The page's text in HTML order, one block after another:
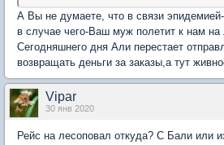
А Вы не думаете, что в связи
в случае чего-Ваш муж полетит к нам
Сегодняшнего дня Али перестает
возвращать деньги за заказы,а тут
Vipar
30 янв 2020
Рейс на лесоповал откуда? С Бали или